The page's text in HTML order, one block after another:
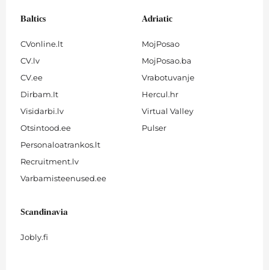
Baltics
CVonline.lt
CV.lv
CV.ee
Dirbam.It
Visidarbi.lv
Otsintood.ee
Personaloatrankos.lt
Recruitment.lv
Varbamisteenused.ee
Adriatic
MojPosao
MojPosao.ba
Vrabotuvanje
Hercul.hr
Virtual Valley
Pulser
Scandinavia
Jobly.fi